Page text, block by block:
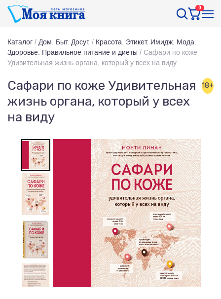
0
Каталог / Дом. Быт. Досуг. / Красота. Этикет. Имидж. Мода.
Здоровье. Правильное питание и диеты / Сафари по коже
Удивительная жизнь органа, который у всех на виду
Сафари по коже Удивительная
жизнь органа, который у всех
на виду
18+